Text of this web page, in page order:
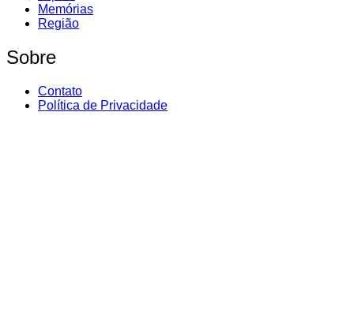
Memórias
Região
Sobre
Contato
Política de Privacidade